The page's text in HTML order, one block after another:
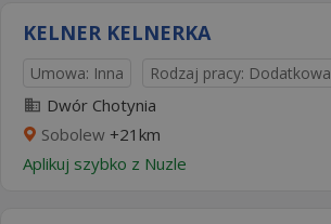
KELNER KELNERKA
Umowa: Inna Rodzaj pracy: Dodatkowa
Dwór Chotynia
Sobolew +21km
Aplikuj szybko z Nuzle